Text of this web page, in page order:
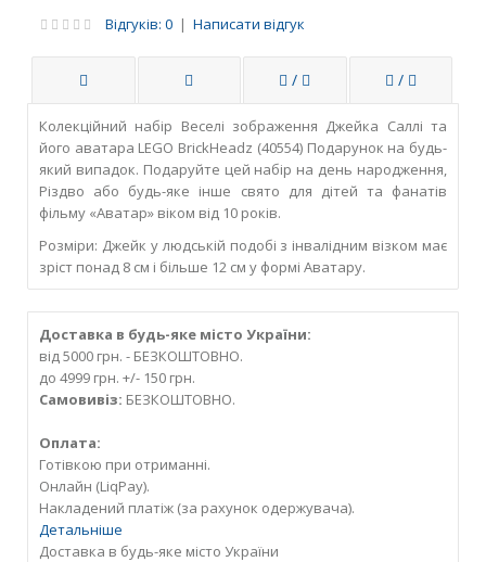
Відгуків: 0 | Написати відгук
/ /
Колекційний набір Веселі зображення Джейка Саллі та
його аватара LEGO BrickHeadz (40554) Подарунок на будь-
який випадок. Подаруйте цей набір на день народження,
Різдво або будь-яке інше свято для дітей та фанатів
фільму «Аватар» віком від 10 років.
Розміри: Джейк у людській подобі з інвалідним візком має
зріст понад 8 см і більше 12 см у формі Аватару.
Доставка в будь-яке місто України:
від 5000 грн. - БЕЗКОШТОВНО.
до 4999 грн. +/- 150 грн.
Самовивіз: БЕЗКОШТОВНО.
Оплата:
Готівкою при отриманні.
Онлайн (LiqPay).
Накладений платіж (за рахунок одержувача).
Детальніше
Доставка в будь-яке місто України